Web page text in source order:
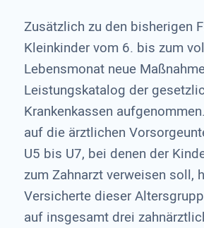
Zusätzlich zu den bisherigen
Kleinkinder vom 6. bis zum
Lebensmonat neue
Leistungskatalog der
Krankenkassen
auf die ärztlichen
U5 bis U7, bei denen der
zum Zahnarzt verweisen soll,
Versicherte dieser
auf insgesamt drei